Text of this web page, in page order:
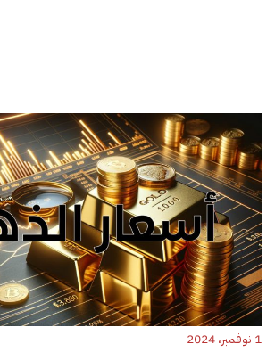
1 نوفمبر، 2024